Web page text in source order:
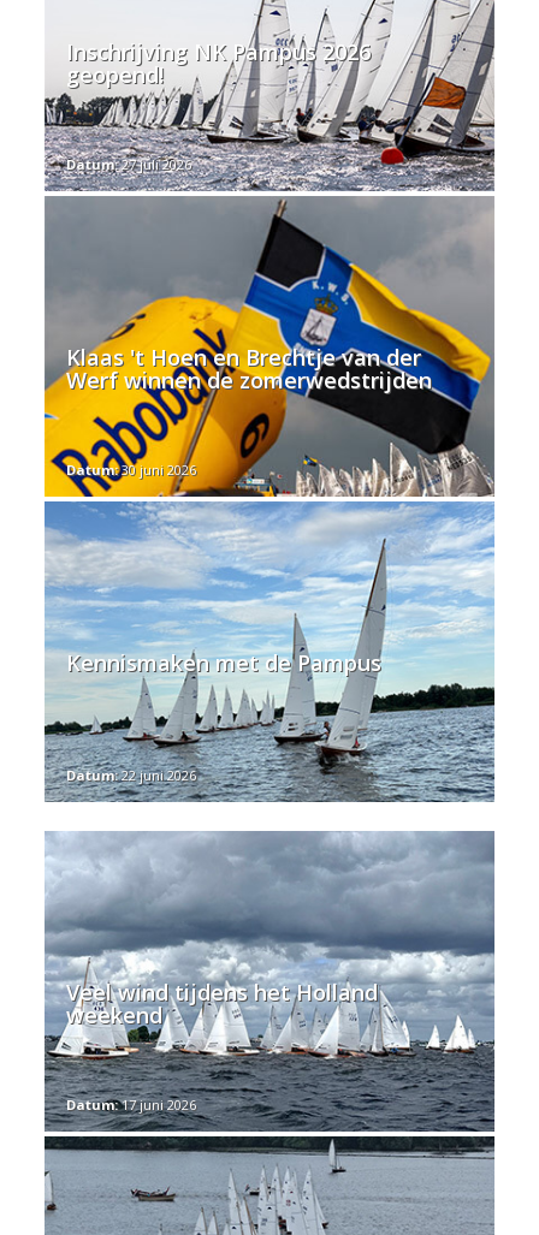
Inschrijving NK Pampus 2026
geopend!
Datum:27 juli 2026
Klaas 't Hoen en Brechtje van der
Werf winnen de zomerwedstrijden
Datum:30 juni 2026
Kennismaken met de Pampus
Datum:22 juni 2026
Veel wind tijdens het Holland
weekend
Datum:17 juni 2026